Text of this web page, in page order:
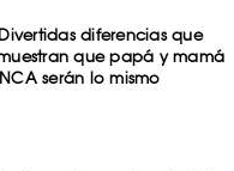
diferencias que
que papá y mamá
serán lo mismo